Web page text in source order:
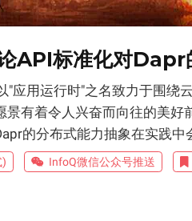
API标准化对Dapr
"应用运行时"之名致力于围绕
有着令人兴奋而向往的美
的分布式能力抽象在实践中
) InfoQ微信公众号推送